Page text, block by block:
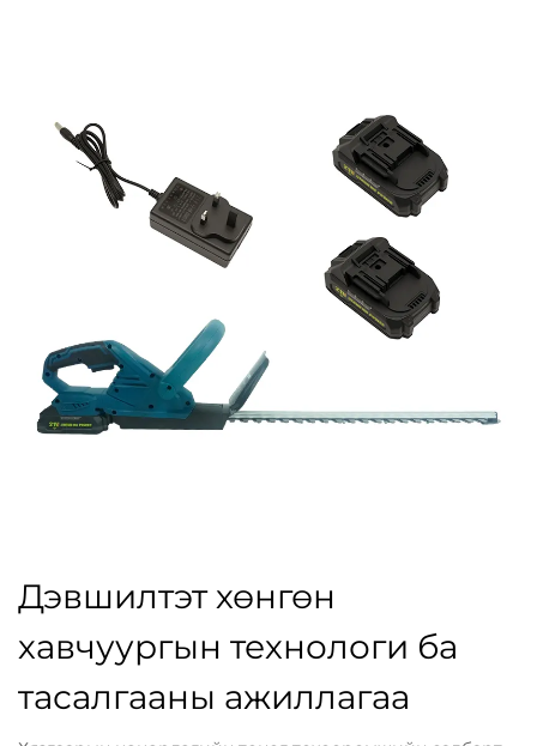
Дэвшилтэт хөнгөн
хавчуургын технологи ба
тасалгааны ажиллагаа